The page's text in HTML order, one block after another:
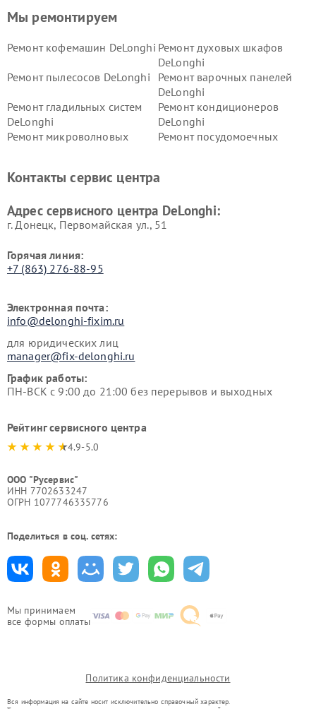
Мы принимаем
все формы оплаты
Мы ремонтируем
Ремонт кофемашин DeLonghi Ремонт духовых шкафов
DeLonghi
Ремонт пылесосов DeLonghi
Ремонт варочных панелей
DeLonghi
Ремонт гладильных систем
DeLonghi
Ремонт кондиционеров
DeLonghi
Ремонт микроволновых
Ремонт посудомоечных
DeLonghi
DeLonghi
Контакты сервис центра
Адрес сервисного центра DeLonghi:
г. Донецк, Первомайская ул., 51
Горячая линия:
+7 (863) 276-88-95
Электронная почта:
info@delonghi-fixim.ru
для юридических лиц
manager@fix-delonghi.ru
График работы:
ПН-ВСК с 9:00 до 21:00 без перерывов и выходных
Рейтинг сервисного центра
4.9-5.0
ООО "Русервис"
ИНН 7702633247
ОГРН 1077746335776
Поделиться в соц. сетях:
Политика конфиденциальности
Вся информация на сайте носит исключительно справочный характер.